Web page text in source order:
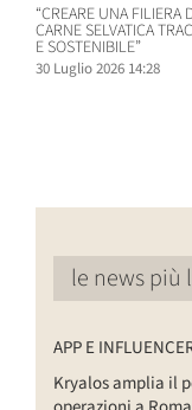
“CREARE UNA FILIERA
CARNE SELVATICA
E SOSTENIBILE”
30 Luglio 2026 14:28
le news più
APP E
Kryalos amplia il